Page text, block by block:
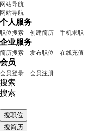
网站导航
网站导航
个人服务
职位搜索 创建简历 手机求职
企业服务
简历搜索 发布职位 在线充值
会员
会员登录 会员注册
搜索
搜索